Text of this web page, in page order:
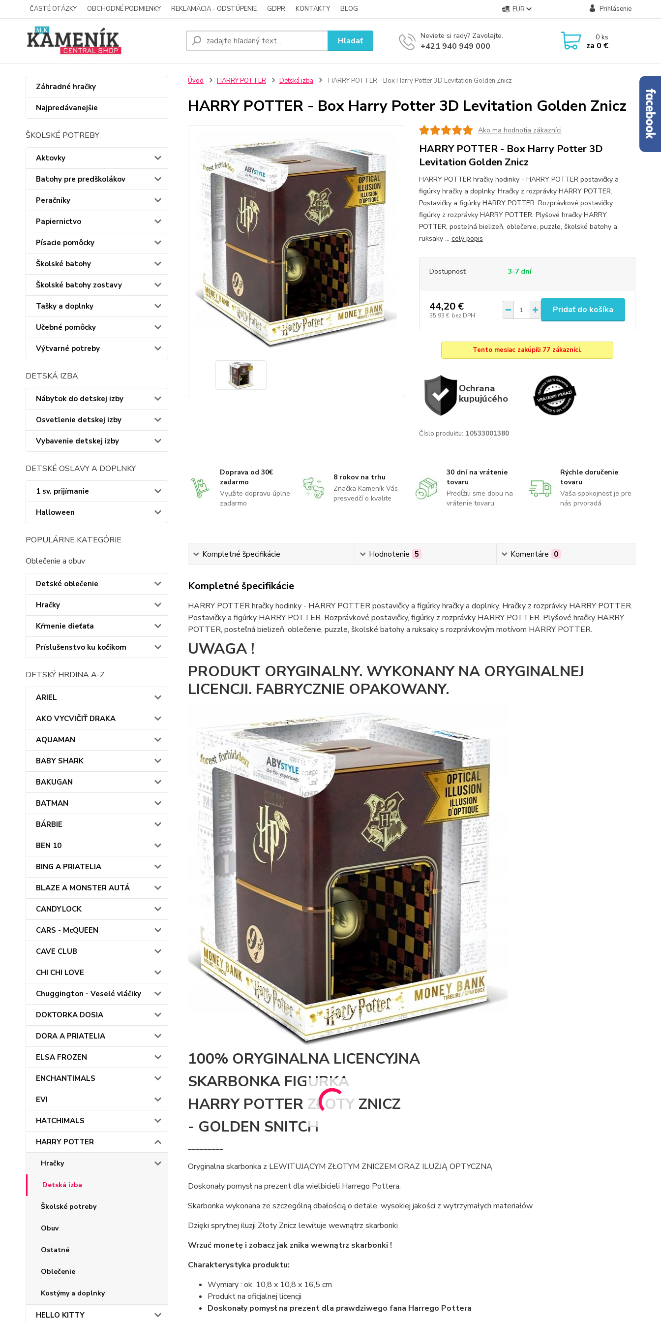
ČASTÉ OTÁZKY OBCHODNÉ PODMIENKY REKLAMÁCIA - ODSTÚPENIE GDPR KONTAKTY BLOG EUR Prihlásenie
Hľadať Neviete si rady? Zavolajte.
+421 940 949 000
0ks
za 0 €
Záhradné hračky
Najpredávanejšie
ŠKOLSKÉ POTREBY
Aktovky
Batohy pre predškolákov
Peračníky
Papiernictvo
Písacie pomôcky
Školské batohy
Školské batohy zostavy
Tašky a doplnky
Učebné pomôcky
Výtvarné potreby
DETSKÁ IZBA
Nábytok do detskej izby
Osvetlenie detskej izby
Vybavenie detskej izby
DETSKÉ OSLAVY A DOPLNKY
1 sv. prijímanie
Halloween
POPULÁRNE KATEGÓRIE
Oblečenie a obuv
Detské oblečenie
Hračky
Kŕmenie dieťaťa
Príslušenstvo ku kočíkom
DETSKÝ HRDINA A-Z
ARIEL
AKO VYCVIČIŤ DRAKA
AQUAMAN
BABY SHARK
BAKUGAN
BATMAN
BÁRBIE
BEN 10
BING A PRIATELIA
BLAZE A MONSTER AUTÁ
CANDYLOCK
CARS - McQUEEN
CAVE CLUB
CHI CHI LOVE
Chuggington - Veselé vláčiky
DOKTORKA DOSIA
DORA A PRIATELIA
ELSA FROZEN
ENCHANTIMALS
EVI
HATCHIMALS
HARRY POTTER
Hračky
Detská izba
Školské potreby
Obuv
Ostatné
Oblečenie
Kostýmy a doplnky
HELLO KITTY
Úvod HARRY POTTER Detská izba HARRY POTTER - Box Harry Potter 3D Levitation Golden Znicz
HARRY POTTER - Box Harry Potter 3D Levitation Golden Znicz
Ako ma hodnotia zákazníci
HARRY POTTER - Box Harry Potter 3D
Levitation Golden Znicz
HARRY POTTER hračky hodinky - HARRY POTTER postavičky a
figúrky hračky a doplnky. Hračky z rozprávky HARRY POTTER.
Postavičky a figúrky HARRY POTTER. Rozprávkové postavičky,
figúrky z rozprávky HARRY POTTER. Plyšové hračky HARRY
POTTER, posteľná bielizeň, oblečenie, puzzle, školské batohy a
ruksaky ... celý popis
Dostupnosť 3-7 dní
44,20 €
35,93 € bez DPH
Pridať do košíka
Tento mesiac zakúpili 77 zákazníci.
Ochrana
kupujúcého
Číslo produktu: 10533001380
Doprava od 30€
zadarmo
Využite dopravu úplne
zadarmo
8 rokov na trhu
Značka Kameník Vás
presvedčí o kvalite
30 dní na vrátenie
tovaru
Predĺžili sme dobu na
vrátenie tovaru
Rýchle doručenie
tovaru
Vaša spokojnosť je pre
nás prvoradá
Kompletné špecifikácie Hodnotenie 5 Komentáre 0
Kompletné špecifikácie
HARRY POTTER hračky hodinky - HARRY POTTER postavičky a figúrky hračky a doplnky. Hračky z rozprávky HARRY POTTER.
Postavičky a figúrky HARRY POTTER. Rozprávkové postavičky, figúrky z rozprávky HARRY POTTER. Plyšové hračky HARRY
POTTER, posteľná bielizeň, oblečenie, puzzle, školské batohy a ruksaky s rozprávkovým motívom HARRY POTTER.
UWAGA !
PRODUKT ORYGINALNY. WYKONANY NA ORYGINALNEJ
LICENCJI. FABRYCZNIE OPAKOWANY.
100% ORYGINALNA LICENCYJNA
SKARBONKA FIGURKA
HARRY POTTER ZŁOTY ZNICZ
- GOLDEN SNITCH
_________
Oryginalna skarbonka z LEWITUJĄCYM ZŁOTYM ZNICZEM ORAZ ILUZJĄ OPTYCZNĄ
Doskonały pomysł na prezent dla wielbicieli Harrego Pottera.
Skarbonka wykonana ze szczególną dbałością o detale, wysokiej jakości z wytrzymałych materiałów
Dzięki sprytnej iluzji Złoty Znicz lewituje wewnątrz skarbonki
Wrzuć monetę i zobacz jak znika wewnątrz skarbonki !
Charakterystyka produktu:
Wymiary : ok. 10,8 x 10,8 x 16,5 cm
Produkt na oficjalnej licencji
Doskonały pomysł na prezent dla prawdziwego fana Harrego Pottera